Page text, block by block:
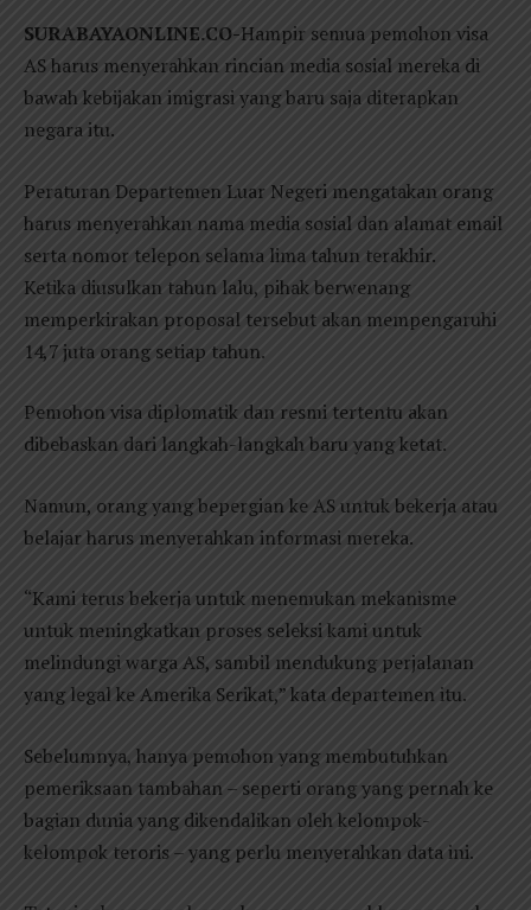
SURABAYAONLINE.CO-Hampir semua pemohon visa
AS harus menyerahkan rincian media sosial mereka di
bawah kebijakan imigrasi yang baru saja diterapkan
negara itu.
Peraturan Departemen Luar Negeri mengatakan orang
harus menyerahkan nama media sosial dan alamat email
serta nomor telepon selama lima tahun terakhir.
Ketika diusulkan tahun lalu, pihak berwenang
memperkirakan proposal tersebut akan mempengaruhi
14,7 juta orang setiap tahun.
Pemohon visa diplomatik dan resmi tertentu akan
dibebaskan dari langkah-langkah baru yang ketat.
Namun, orang yang bepergian ke AS untuk bekerja atau
belajar harus menyerahkan informasi mereka.
“Kami terus bekerja untuk menemukan mekanisme
untuk meningkatkan proses seleksi kami untuk
melindungi warga AS, sambil mendukung perjalanan
yang legal ke Amerika Serikat,” kata departemen itu.
Sebelumnya, hanya pemohon yang membutuhkan
pemeriksaan tambahan – seperti orang yang pernah ke
bagian dunia yang dikendalikan oleh kelompok-
kelompok teroris – yang perlu menyerahkan data ini.